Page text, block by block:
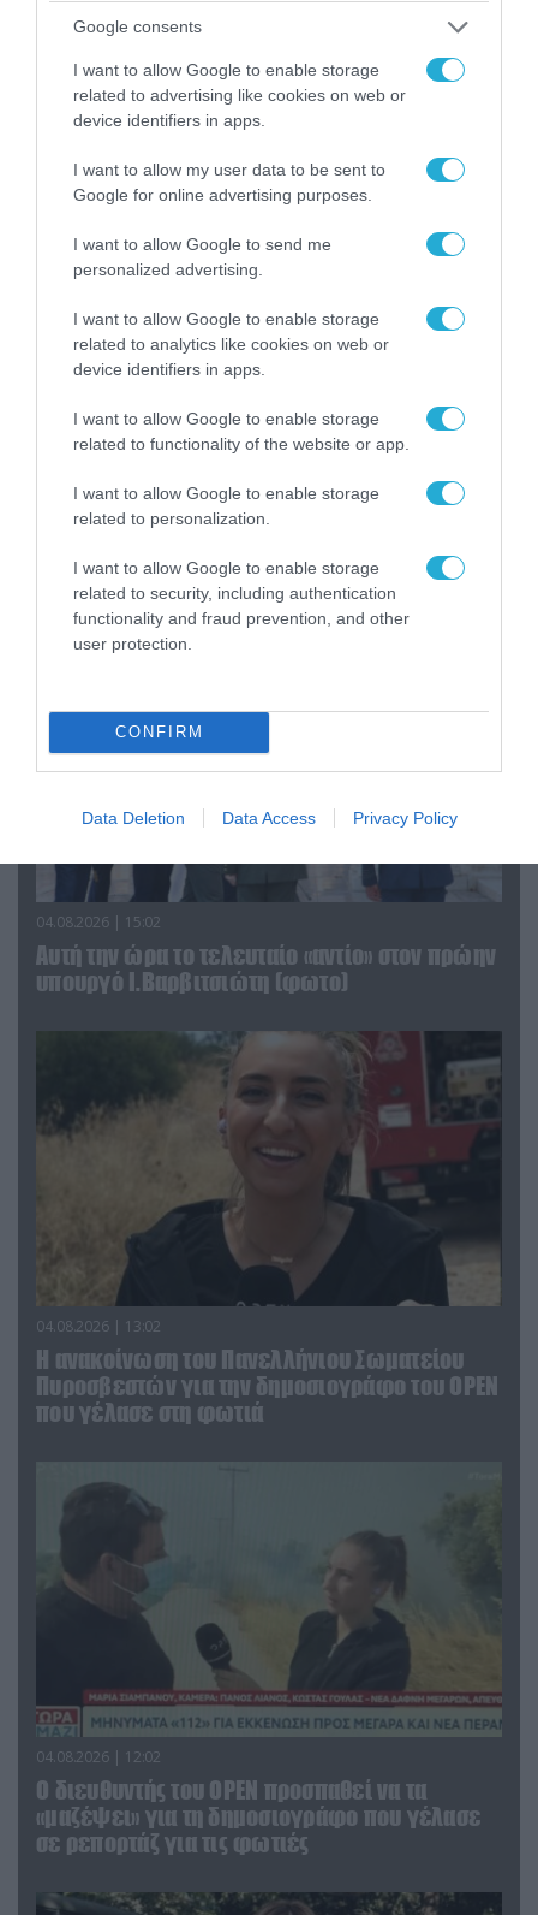
Google consents
I want to allow Google to enable storage
related to advertising like cookies on web or
device identifiers in apps.
I want to allow my user data to be sent to
Google for online advertising purposes.
I want to allow Google to send me
personalized advertising.
I want to allow Google to enable storage
related to analytics like cookies on web or
device identifiers in apps.
I want to allow Google to enable storage
related to functionality of the website or app.
I want to allow Google to enable storage
related to personalization.
I want to allow Google to enable storage
related to security, including authentication
functionality and fraud prevention, and other
user protection.
CONFIRM
Data Deletion Data Access Privacy Policy
06.08.2026 | 14:02
«Επιχείρηση ελεύθερα πεζοδρόμια» στην
Αθήνα: Απομακρύνθηκαν παράνομα
06.08.2026 | 09:03
«Οι εντελώς αθώοι»: Η ανάρτηση του Αρκά για
Αττικής (φωτο)
04.08.2026 | 15:02
Αυτή την ώρα το τελευταίο «αντίο» στον πρώην
υπουργό Ι.Βαρβιτσιώτη (φωτο)
04.08.2026 | 13:02
Η ανακοίνωση του Πανελλήνιου Σωματείου
Πυροσβεστών για την δημοσιογράφο του OPEN
που γέλασε στη φωτιά
04.08.2026 | 12:02
O διευθυντής του OPEN προσπαθεί να τα
«μαζέψει» για τη δημοσιογράφο που γέλασε
σε ρεπορτάζ για τις φωτιές